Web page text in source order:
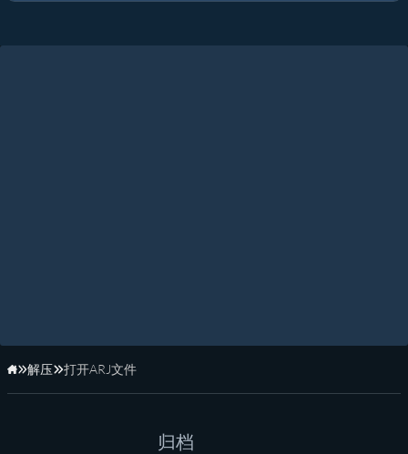
主页
解压 打开ARJ文件
归档